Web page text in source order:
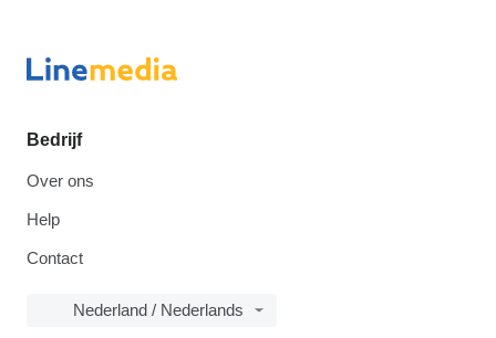
Bedrijf
Over ons
Help
Contact
Nederland / Nederlands